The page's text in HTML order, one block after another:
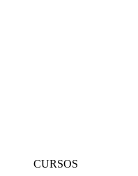
CURSOS